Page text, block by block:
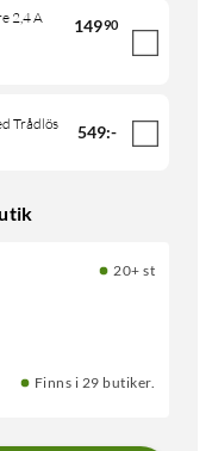
2,4 A
14990
Trådlös
549:-
20+ st
Finns i 29 butiker.